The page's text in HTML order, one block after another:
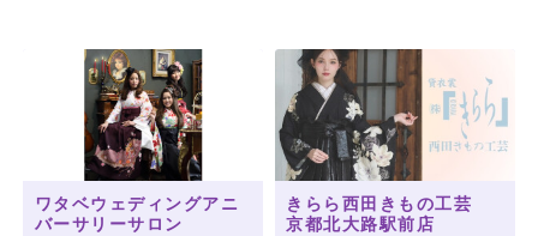
ワタベウェディングアニ
バーサリーサロン
きらら西田きもの工芸
京都北大路駅前店